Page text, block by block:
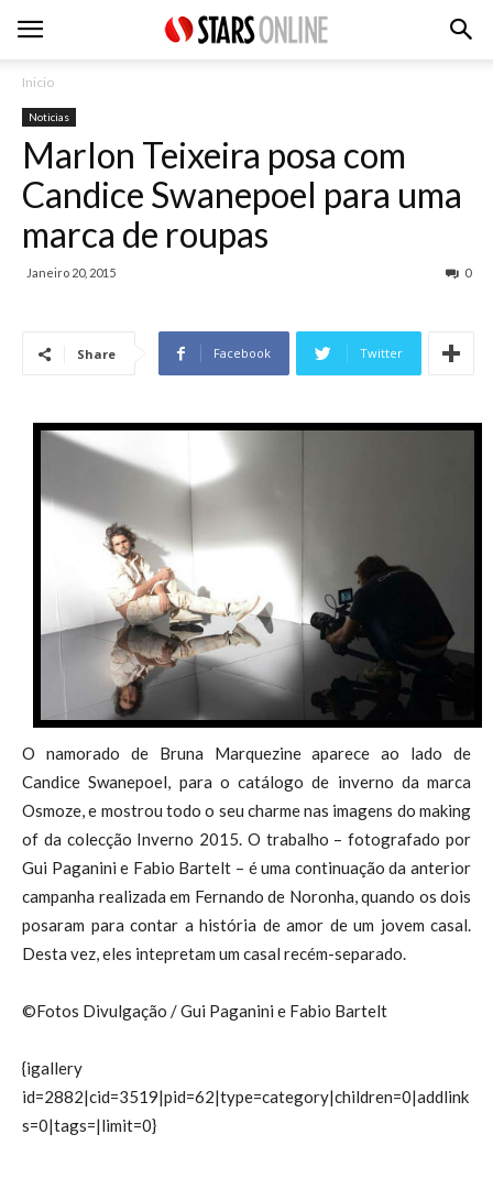
Inicio
Noticias
Marlon Teixeira posa com
Candice Swanepoel para uma
marca de roupas
Janeiro 20, 2015 0
Share Facebook Twitter
O namorado de Bruna Marquezine aparece ao lado de
Candice Swanepoel, para o catálogo de inverno da marca
Osmoze, e mostrou todo o seu charme nas imagens do making
of da colecção Inverno 2015. O trabalho – fotografado por
Gui Paganini e Fabio Bartelt – é uma continuação da anterior
campanha realizada em Fernando de Noronha, quando os dois
posaram para contar a história de amor de um jovem casal.
Desta vez, eles intepretam um casal recém-separado.
©Fotos Divulgação / Gui Paganini e Fabio Bartelt
{igallery
id=2882|cid=3519|pid=62|type=category|children=0|addlink
s=0|tags=|limit=0}